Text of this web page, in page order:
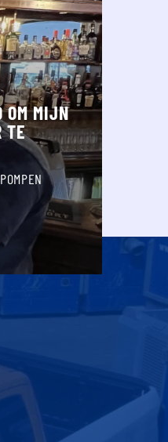
OM MIJN
TE
manier te doen.